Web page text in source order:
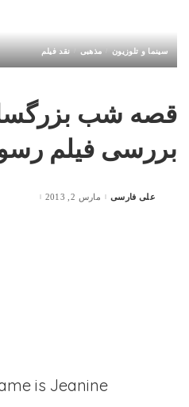
سینما و تلوزیون مذهبی نقد فیلم
قصه شب
بررسی فیلم
Postedعلی فارسی مارس 2, 2013
is Jeanine